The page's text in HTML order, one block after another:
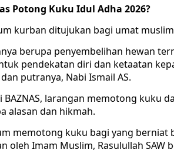
Potong Kuku Idul Adha 2026?
kurban ditujukan bagi umat
berupa penyembelihan hewan
pendekatan diri dan ketaatan
putranya, Nabi Ismail AS.
BAZNAS, larangan memotong kuku
alasan dan hikmah.
memotong kuku bagi yang
oleh Imam Muslim, Rasulullah SAW